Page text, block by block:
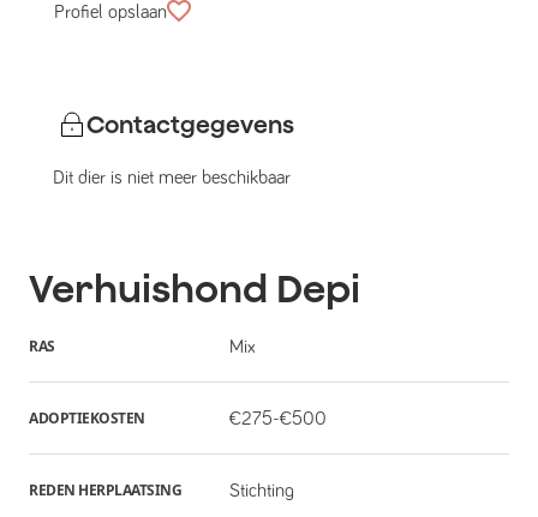
Profiel opslaan
Contactgegevens
Dit dier is niet meer beschikbaar
Verhuishond Depi
RAS Mix
ADOPTIEKOSTEN €275-€500
REDEN HERPLAATSING Stichting